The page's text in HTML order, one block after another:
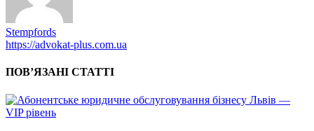
Stempfords
https://advokat-plus.com.ua
ПОВ’ЯЗАНІ СТАТТІ